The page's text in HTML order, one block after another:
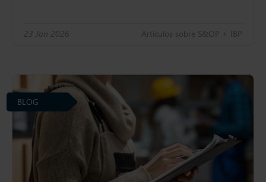
23 Jan 2026 Artículos sobre S&OP + IBP
BLOG